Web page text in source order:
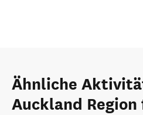
Ähnliche
Auckland Region